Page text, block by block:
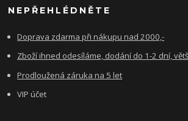
NEPŘEHLÉDNĚTE
Doprava zdarma při nákupu nad 2000,-
Zboží ihned odesíláme, dodání do 1-2 dní,
Prodloužená záruka na 5 let
VIP účet